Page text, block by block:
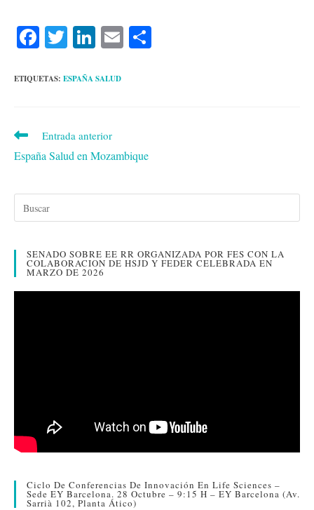
Fa
bo
T
tte
Li
ed
E
ETIQUETAS: ESPAÑA SALUD
Leer
artículos
Entrada anterior
España Salud en Mozambique
SENADO SOBRE EE RR ORGANIZADA POR FES CON LA
COLABORACION DE HSJD Y FEDER CELEBRADA EN
MARZO DE 2026
Ciclo De Conferencias De Innovación En Life Sciences –
Sede EY Barcelona. 28 Octubre – 9:15 H – EY Barcelona (Av.
Sarrià 102, Planta Ático)